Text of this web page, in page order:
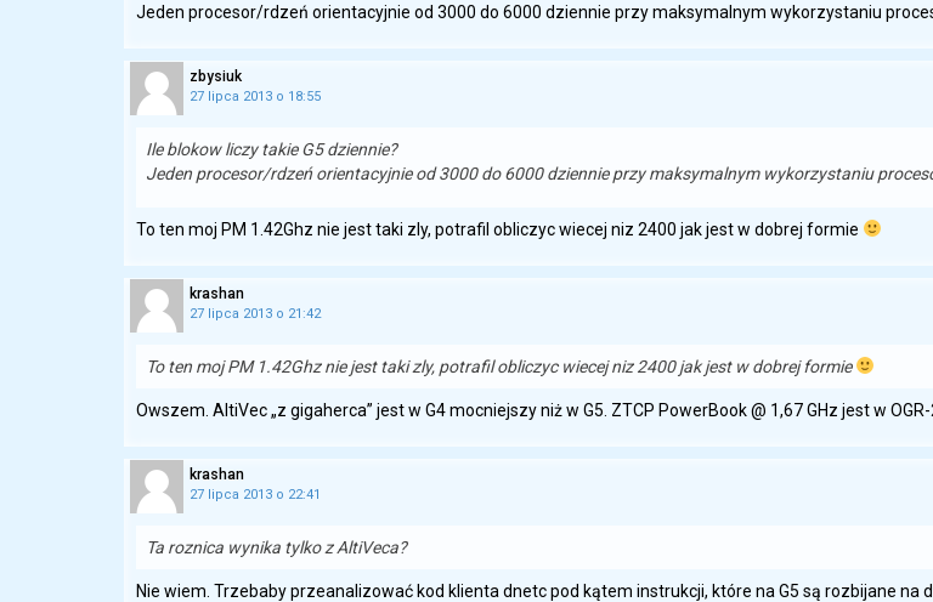
Jeden procesor/rdzeń orientacyjnie od 3000 do 6000 dziennie przy maksymalnym wykorzystaniu
zbysiuk
27 lipca 2013 o 18:55
Ile blokow liczy takie G5 dziennie?
Jeden procesor/rdzeń orientacyjnie od 3000 do 6000 dziennie przy maksymalnym wykorzystaniu
To ten moj PM 1.42Ghz nie jest taki zly, potrafil obliczyc wiecej niz 2400 jak jest w dobrej formie
krashan
27 lipca 2013 o 21:42
To ten moj PM 1.42Ghz nie jest taki zly, potrafil obliczyc wiecej niz 2400 jak jest w dobrej formie
Owszem. AltiVec „z gigaherca” jest w G4 mocniejszy niż w G5. ZTCP PowerBook @ 1,67 GHz jest w
krashan
27 lipca 2013 o 22:41
Ta roznica wynika tylko z AltiVeca?
Nie wiem. Trzebaby przeanalizować kod klienta dnetc pod kątem instrukcji, które na G5 są rozbijane na